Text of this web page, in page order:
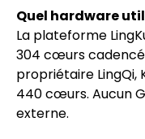
Quel hardware
La plateforme
304 cœurs
propriétaire LingQi,
440 cœurs. Aucun
externe.